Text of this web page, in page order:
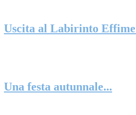
Uscita al Labirinto
Una festa autunnale...